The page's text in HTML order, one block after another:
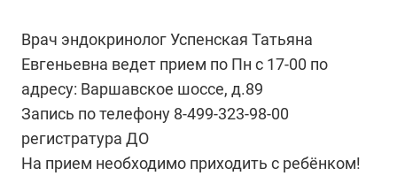
Врач эндокринолог Успенская Татьяна
Евгеньевна ведет прием по Пн с 17-00 по
адресу: Варшавское шоссе, д.89
Запись по телефону 8-499-323-98-00
регистратура ДО
На прием необходимо приходить с ребёнком!